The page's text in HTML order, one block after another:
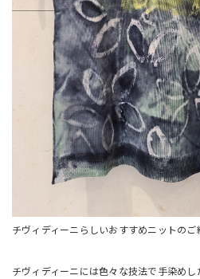
チヴィディーニらしいおすすめニットの
チヴィディーニには色々な技法で手染め